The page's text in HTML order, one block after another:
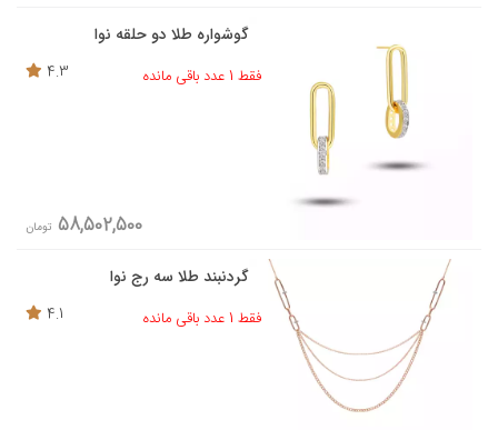
گوشواره طلا دو حلقه نوا
فقط 1 عدد باقی مانده
4.3
58,502,500 تومان
گردنبند طلا سه رج نوا
فقط 1 عدد باقی مانده
4.1